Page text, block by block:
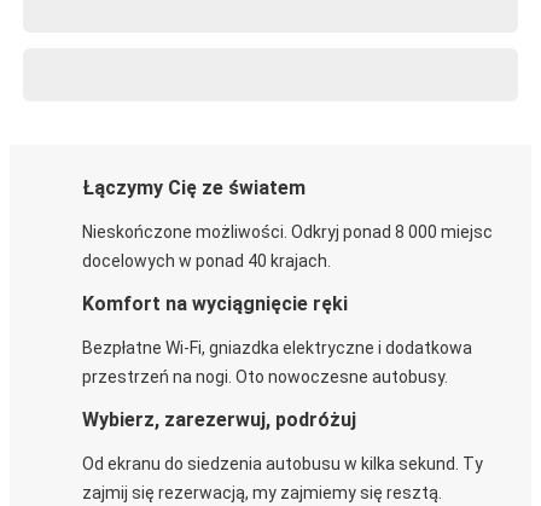
Łączymy Cię ze światem
Nieskończone możliwości. Odkryj ponad 8 000 miejsc
docelowych w ponad 40 krajach.
Komfort na wyciągnięcie ręki
Bezpłatne Wi-Fi, gniazdka elektryczne i dodatkowa
przestrzeń na nogi. Oto nowoczesne autobusy.
Wybierz, zarezerwuj, podróżuj
Od ekranu do siedzenia autobusu w kilka sekund. Ty
zajmij się rezerwacją, my zajmiemy się resztą.